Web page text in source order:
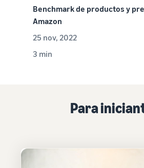
Benchmark de productos y
Amazon
25 nov, 2022
3 min
Para